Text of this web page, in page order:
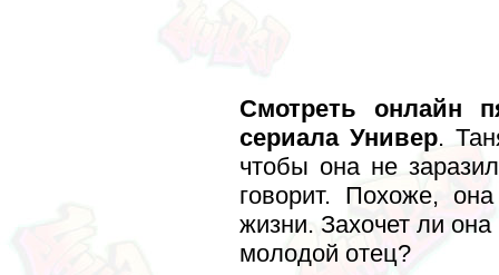
Смотреть онлайн
сериала Универ.
чтобы она не
говорит. Похоже,
жизни. Захочет ли она
молодой отец?